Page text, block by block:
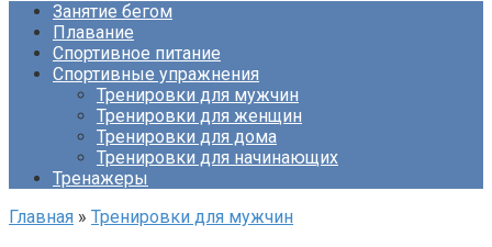
Занятие бегом
Плавание
Спортивное питание
Спортивные упражнения
Тренировки для мужчин
Тренировки для женщин
Тренировки для дома
Тренировки для начинающих
Тренажеры
Главная » Тренировки для мужчин